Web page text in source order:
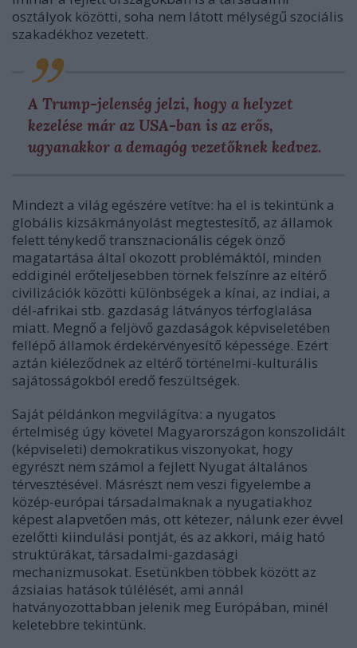
osztályok közötti, soha nem látott mélységű szociális
szakadékhoz vezetett.
A Trump-jelenség jelzi, hogy a helyzet
kezelése már az USA-ban is az erős,
ugyanakkor a demagóg vezetőknek kedvez.
Mindezt a világ egészére vetítve: ha el is tekintünk a
globális kizsákmányolást megtestesítő, az államok
felett ténykedő transznacionális cégek önző
magatartása által okozott problémáktól, minden
eddiginél erőteljesebben törnek felszínre az eltérő
civilizációk közötti különbségek a kínai, az indiai, a
dél-afrikai stb. gazdaság látványos térfoglalása
miatt. Megnő a feljövő gazdaságok képviseletében
fellépő államok érdekérvényesítő képessége. Ezért
aztán kiéleződnek az eltérő történelmi-kulturális
sajátosságokból eredő feszültségek.
Saját példánkon megvilágítva: a nyugatos
értelmiség úgy követel Magyarországon konszolidált
(képviseleti) demokratikus viszonyokat, hogy
egyrészt nem számol a fejlett Nyugat általános
térvesztésével. Másrészt nem veszi figyelembe a
közép-európai társadalmaknak a nyugatiakhoz
képest alapvetően más, ott kétezer, nálunk ezer évvel
ezelőtti kiindulási pontját, és az akkori, máig ható
struktúrákat, társadalmi-gazdasági
mechanizmusokat. Esetünkben többek között az
ázsiaias hatások túlélését, ami annál
hatványozottabban jelenik meg Európában, minél
keletebbre tekintünk.